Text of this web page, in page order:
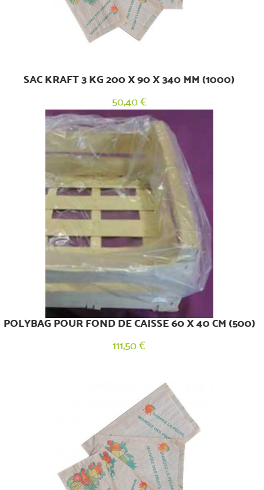
SAC KRAFT 3 KG 200 X 90 X 340 MM (1000)
50,40 €
POLYBAG POUR FOND DE CAISSE 60 X 40 CM (500)
111,50 €